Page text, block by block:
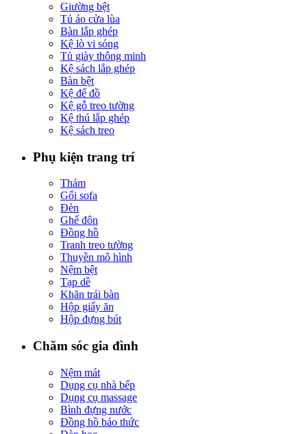
Giường bệt
Tủ áo cửa lùa
Bàn lắp ghép
Kệ lò vi sóng
Tủ giày thông minh
Kệ sách lắp ghép
Bàn bệt
Kệ để đồ
Kệ gỗ treo tường
Kệ thú lắp ghép
Kệ sách treo
Phụ kiện trang trí
Thảm
Gối sofa
Đèn
Ghế đôn
Đồng hồ
Tranh treo tường
Thuyền mô hình
Nệm bệt
Tạp dề
Khăn trải bàn
Hộp giấy ăn
Hộp đựng bút
Chăm sóc gia đình
Nệm mát
Dụng cụ nhà bếp
Dụng cụ massage
Bình đựng nước
Đồng hồ báo thức